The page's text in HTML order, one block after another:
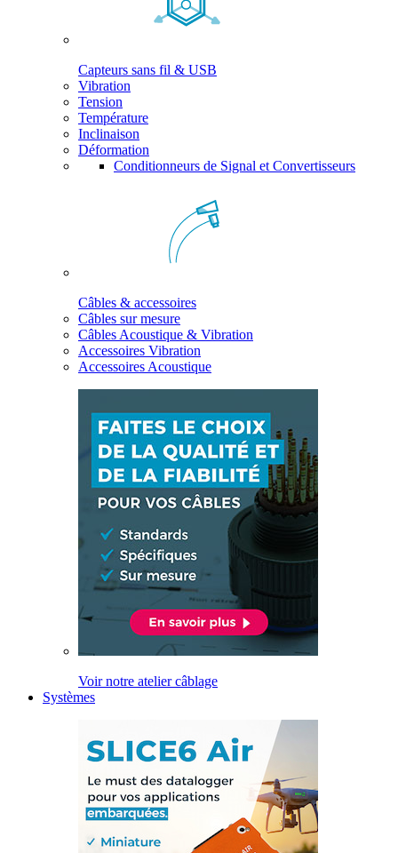
Capteurs sans fil & USB
Vibration
Tension
Température
Inclinaison
Déformation
Conditionneurs de Signal et Convertisseurs
Câbles & accessoires
Câbles sur mesure
Câbles Acoustique & Vibration
Accessoires Vibration
Accessoires Acoustique
Voir notre atelier câblage
Systèmes